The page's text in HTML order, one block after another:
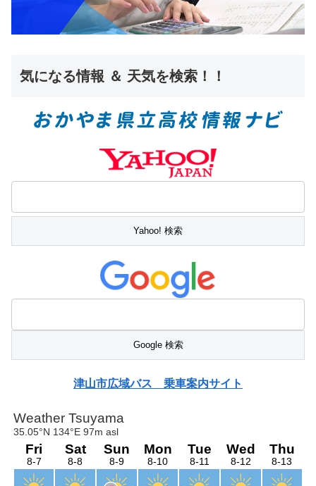
気になる情報 ＆ 天気を検索！！
津山市広域バス 乗車案内サイト